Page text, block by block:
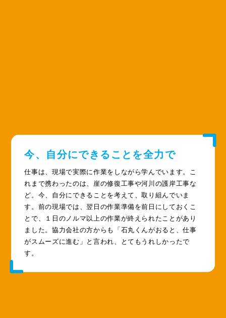
今、自分にできることを全力で
仕事は、現場で実際に作業をしながら学んでいます。こ
れまで携わったのは、崖の修復工事や河川の護岸工事な
ど。今、自分にできることを考えて、取り組んでいま
す。前の現場では、翌日の作業準備を前日にしておくこ
とで、１日のノルマ以上の作業が終えられたことがあり
ました。協力会社の方からも「石丸くんがおると、仕事
がスムーズに進む」と言われ、とてもうれしかったで
す。